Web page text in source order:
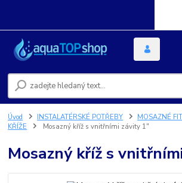
Úvod INSTALATÉRSKÉ POTŘEBY MOSAZNÉ
KŘÍŽE
Mosazný kříž s vnitřními závity 1"
Mosazný kříž s